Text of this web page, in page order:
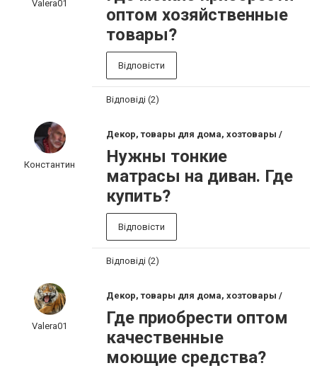
Valera01
оптом хозяйственные
товары?
Відповісти
Відповіді (2)
Константин
Декор, товары для дома, хозтовары /
Нужны тонкие
матрасы на диван. Где
купить?
Відповісти
Відповіді (2)
Valera01
Декор, товары для дома, хозтовары /
Где приобрести оптом
качественные
моющие средства?